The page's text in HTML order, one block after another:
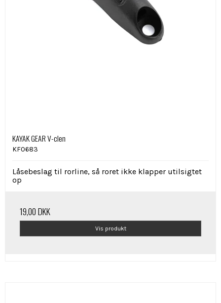
KAYAK GEAR V-clen
KF0683
Låsebeslag til rorline, så roret ikke klapper utilsigtet
op
19,00 DKK
Vis produkt